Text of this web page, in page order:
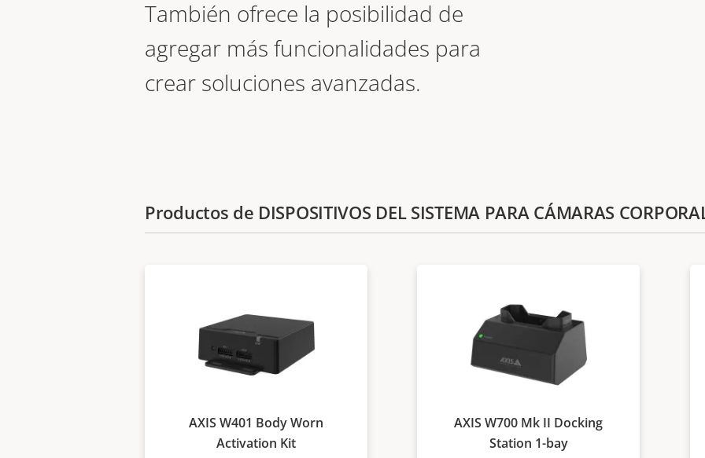
También ofrece la posibilidad de
agregar más funcionalidades para
crear soluciones avanzadas.
Productos de DISPOSITIVOS DEL SISTEMA PARA CÁMARAS
AXIS W401 Body Worn
Activation Kit
AXIS W700 Mk II Docking
Station 1-bay